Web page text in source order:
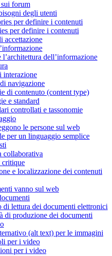
forum
degli utenti
per definire i contenuti
per definire i contenuti
accettazione
dell’informazione
interazione
navigazione
di contenuto (content type)
e standard
controllati e tassonomie
le persone sul web
per un linguaggio semplice
collaborativa
critique
e localizzazione dei contenuti
vanno sul web
di lettura dei documenti elettronici
di produzione dei documenti
(alt text) per le immagini
per i video
per i video